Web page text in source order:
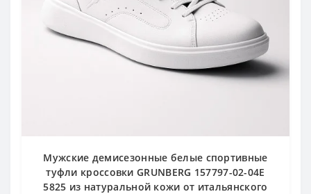
Мужские демисезонные белые спортивные
туфли кроссовки GRUNBERG 157797-02-04E
5825 из натуральной кожи от итальянского